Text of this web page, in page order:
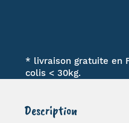
* livraison gratuite en
colis < 30kg.
Description